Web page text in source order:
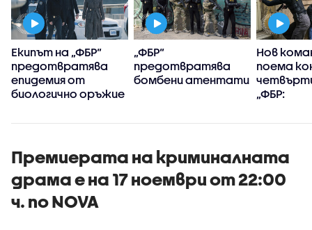
Екипът на „ФБР“
предотвратява
епидемия от
биологично оръжие
„ФБР“
предотвратява
бомбени атентати
Нов
поема
„ФБР:
Премиерата на криминалната
драма е на 17 ноември от 22:00
ч. по NOVA